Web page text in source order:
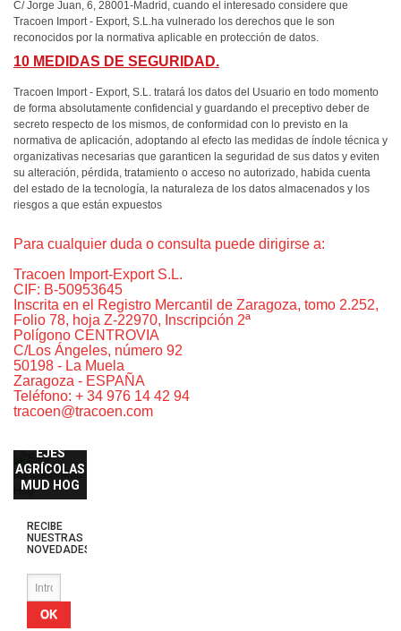
C/ Jorge Juan, 6, 28001-Madrid, cuando el interesado considere que
Tracoen Import - Export, S.L.ha vulnerado los derechos que le son
reconocidos por la normativa aplicable en protección de datos.
10 MEDIDAS DE SEGURIDAD.
Tracoen Import - Export, S.L. tratará los datos del Usuario en todo momento
de forma absolutamente confidencial y guardando el preceptivo deber de
secreto respecto de los mismos, de conformidad con lo previsto en la
normativa de aplicación, adoptando al efecto las medidas de índole técnica y
organizativas necesarias que garanticen la seguridad de sus datos y eviten
su alteración, pérdida, tratamiento o acceso no autorizado, habida cuenta
del estado de la tecnología, la naturaleza de los datos almacenados y los
riesgos a que están expuestos
Para cualquier duda o consulta puede dirigirse a:
Tracoen Import-Export S.L.
CIF: B-50953645
Inscrita en el Registro Mercantil de Zaragoza, tomo 2.252,
Folio 78, hoja Z-22970, Inscripción 2ª
Polígono CENTROVIA
C/Los Ángeles, número 92
50198 - La Muela
Zaragoza - ESPAÑA
Teléfono: + 34 976 14 42 94
tracoen@tracoen.com
EJES
AGRÍCOLAS
MUD HOG
RECIBE
NUESTRAS
NOVEDADES
OK